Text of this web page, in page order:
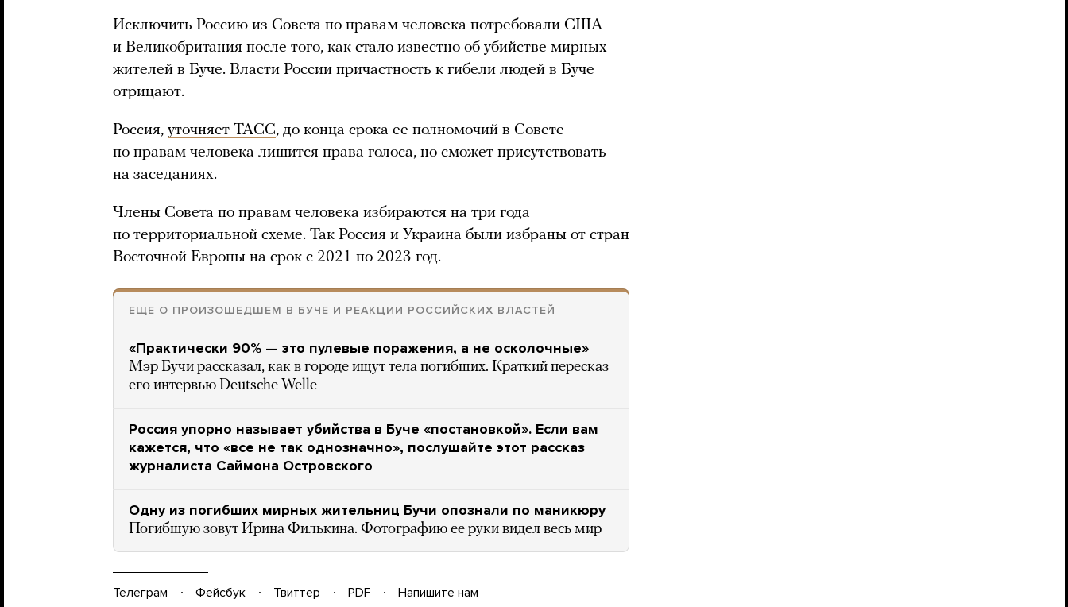
Исключить Россию из Совета по правам человека потребовали США
и Великобритания после того, как стало известно об убийстве мирных
жителей в Буче. Власти России причастность к гибели людей в Буче
отрицают.
Россия, уточняет ТАСС, до конца срока ее полномочий в Совете
по правам человека лишится права голоса, но сможет присутствовать
на заседаниях.
Члены Совета по правам человека избираются на три года
по территориальной схеме. Так Россия и Украина были избраны от стран
Восточной Европы на срок с 2021 по 2023 год.
ЕЩЕ О ПРОИЗОШЕДШЕМ В БУЧЕ И РЕАКЦИИ РОССИЙСКИХ ВЛАСТЕЙ
«Практически 90% — это пулевые поражения, а не осколочные»
Мэр Бучи рассказал, как в городе ищут тела погибших. Краткий пересказ
его интервью Deutsche Welle
Россия упорно называет убийства в Буче «постановкой». Если вам
кажется, что «все не так однозначно», послушайте этот рассказ
журналиста Саймона Островского
Одну из погибших мирных жительниц Бучи опознали по маникюру
Погибшую зовут Ирина Филькина. Фотографию ее руки видел весь мир
Телеграм Фейсбук Твиттер PDF
Напишите нам